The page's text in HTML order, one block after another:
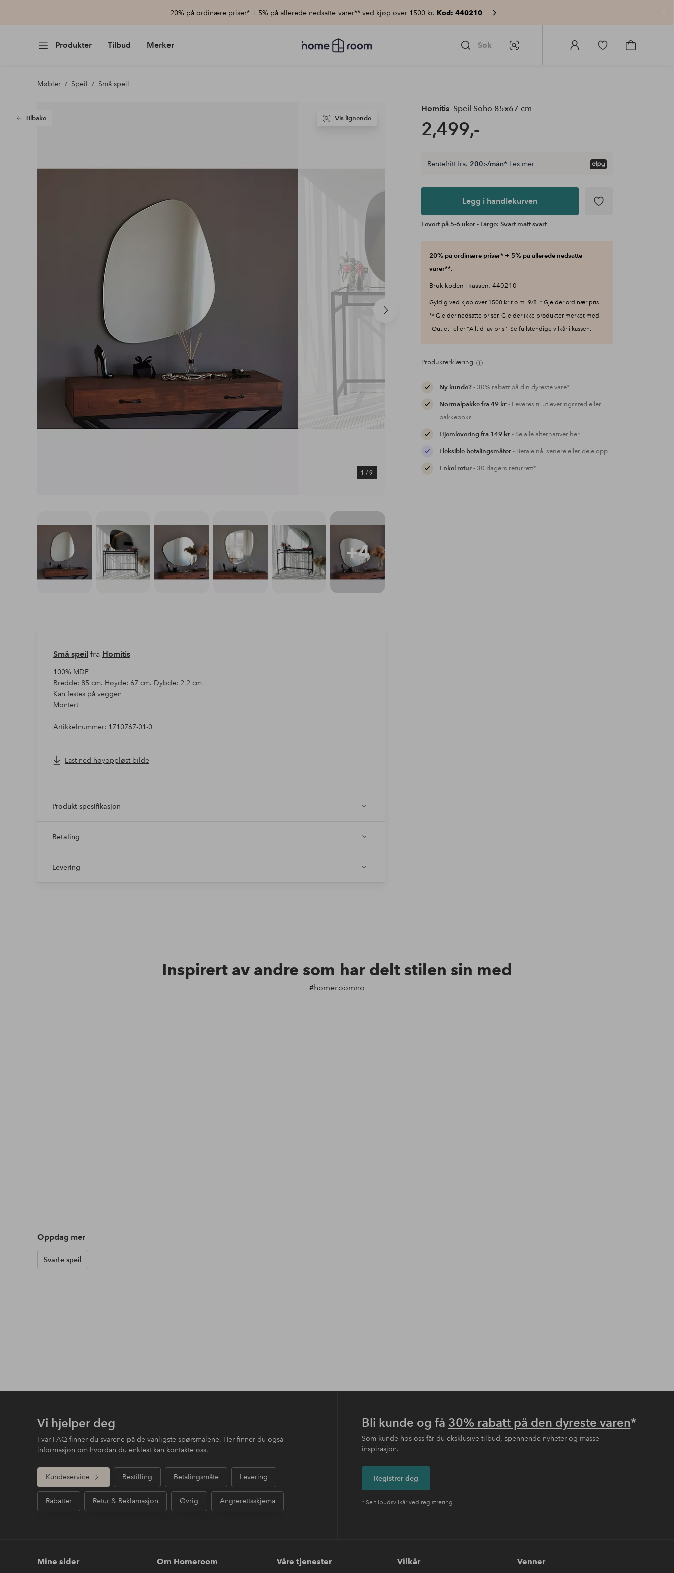
20% på ordinære priser* + 5% på allerede nedsatte varer** ved kjøp over 1500 kr. Kod: 440210
Produkter Tilbud Merker
Homeroom
–
Søk Bildesøk
Logg
Gå
Gå
Møbler Speil Små speil
Tilbake
Neste
1 / 9
Vis lignende
Homitis Speil Soho 85x67 cm
2,499,-
Rentefritt fra. 200:-/mån* Les mer
Legg i handlekurven
Levert på 5-6 uker - Farge: Svart matt svart
20% på ordinære priser* + 5% på allerede nedsatte
varer**.
Bruk koden i kassen: 440210
Gyldig ved kjøp over 1500 kr t.o.m. 9/8. * Gjelder ordinær pris.
** Gjelder nedsatte priser. Gjelder ikke produkter merket med
"Outlet" eller "Alltid lav pris". Se fullstendige vilkår i kassen.
Produkterklæring
Ny kunde?- 30% rabatt på din dyreste vare*
Normalpakke fra 49 kr- Leveres til utleveringssted eller
pakkeboks
Hjemlevering fra 149 kr- Se alle alternativer her
Fleksible betalingsmåter- Betale nå, senere eller dele opp
Enkel retur- 30 dagers returrett*
+4
Små speil fra Homitis
100% MDF
Bredde: 85 cm. Høyde: 67 cm. Dybde: 2,2 cm
Kan festes på veggen
Montert
Artikkelnummer: 1710767-01-0
Last ned høyoppløst bilde
Produkt spesifikasjon
Betaling
Levering
Inspirert av andre som har delt stilen sin med
#homeroomno
Oppdag mer
Svarte speil
Vi hjelper deg
I vår FAQ finner du svarene på de vanligste spørsmålene. Her finner du også
informasjon om hvordan du enklest kan kontakte oss.
Kundeservice Bestilling Betalingsmåte Levering
Rabatter Retur & Reklamasjon Øvrig Angrerettsskjema
Bli kunde og få 30% rabatt på den dyreste varen*
Som kunde hos oss får du eksklusive tilbud, spennende nyheter og masse
inspirasjon.
Registrer deg
* Se tilbudsvilkår ved registrering
Mine sider Om Homeroom Våre tjenester Vilkår Venner